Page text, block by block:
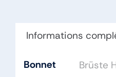
Informations
Bonnet Brüste